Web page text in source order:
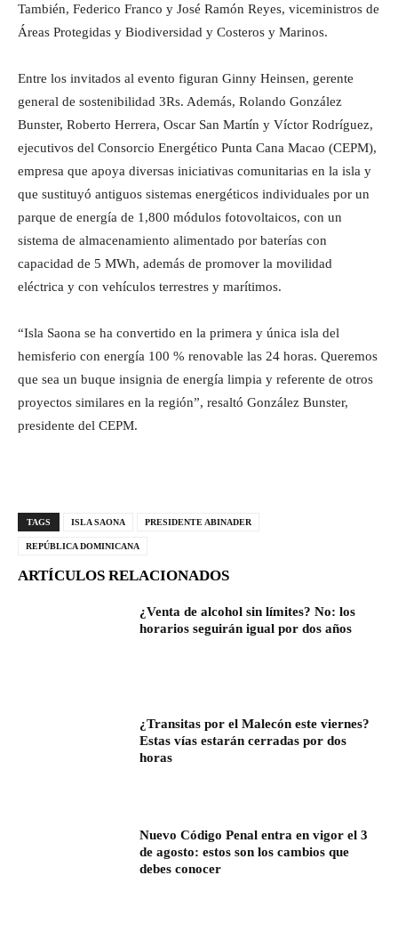
También, Federico Franco y José Ramón Reyes, viceministros de
Áreas Protegidas y Biodiversidad y Costeros y Marinos.
Entre los invitados al evento figuran Ginny Heinsen, gerente
general de sostenibilidad 3Rs. Además, Rolando González
Bunster, Roberto Herrera, Oscar San Martín y Víctor Rodríguez,
ejecutivos del Consorcio Energético Punta Cana Macao (CEPM),
empresa que apoya diversas iniciativas comunitarias en la isla y
que sustituyó antiguos sistemas energéticos individuales por un
parque de energía de 1,800 módulos fotovoltaicos, con un
sistema de almacenamiento alimentado por baterías con
capacidad de 5 MWh, además de promover la movilidad
eléctrica y con vehículos terrestres y marítimos.
“Isla Saona se ha convertido en la primera y única isla del
hemisferio con energía 100 % renovable las 24 horas. Queremos
que sea un buque insignia de energía limpia y referente de otros
proyectos similares en la región”, resaltó González Bunster,
presidente del CEPM.
TAGS ISLA SAONA PRESIDENTE ABINADER
REPÚBLICA DOMINICANA
ARTÍCULOS RELACIONADOS
¿Venta de alcohol sin límites? No: los
horarios seguirán igual por dos años
¿Transitas por el Malecón este viernes?
Estas vías estarán cerradas por dos
horas
Nuevo Código Penal entra en vigor el 3
de agosto: estos son los cambios que
debes conocer